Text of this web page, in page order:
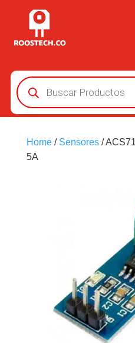
Búsqueda
de
productos
Home/ Sensores/
5A